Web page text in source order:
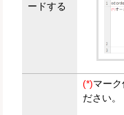
ードする
(*)マー
ださい。